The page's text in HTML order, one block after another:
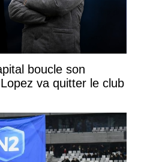
boucle son
va quitter le club